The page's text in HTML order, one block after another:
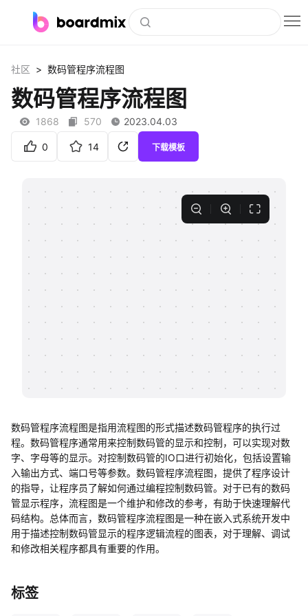
社区资源
下载
私有化部署
支持
帮助中心
知识分享社区
社区 > 数码管程序流程图
数码管程序流程图
1868 570 2023.04.03
0 14 下载模板
数码管程序流程图是指用流程图的形式描述数码管程序的执行过
程。数码管程序通常用来控制数码管的显示和控制，可以实现对数
字、字母等的显示。对控制数码管的IO口进行初始化，包括设置输
入输出方式、端口号等参数。数码管程序流程图，提供了程序设计
的指导，让程序员了解如何通过编程控制数码管。对于已有的数码
管显示程序，流程图是一个维护和修改的参考，有助于快速理解代
码结构。总体而言，数码管程序流程图是一种在嵌入式系统开发中
用于描述控制数码管显示的程序逻辑流程的图表，对于理解、调试
和修改相关程序都具有重要的作用。
标签